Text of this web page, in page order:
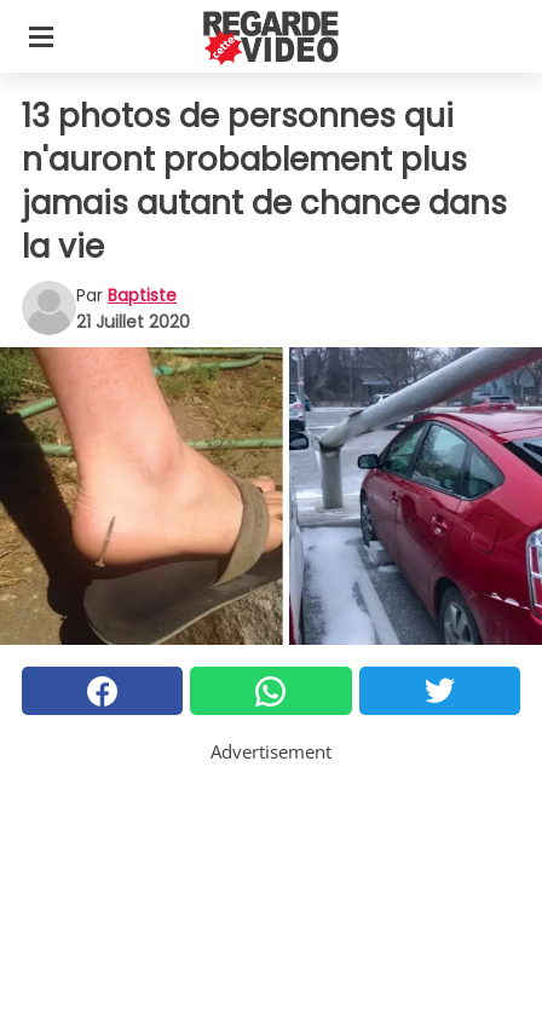
13 photos de personnes qui
n'auront probablement plus
jamais autant de chance dans
la vie
Par Baptiste
21 Juillet 2020
Advertisement